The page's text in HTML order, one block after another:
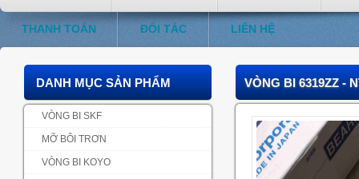
THANH TOÁN ĐỐI TÁC LIÊN HỆ
DANH MỤC SẢN PHẨM
VÒNG BI SKF
MỠ BÔI TRƠN
VÒNG BI KOYO
VÒNG BI 6319ZZ -